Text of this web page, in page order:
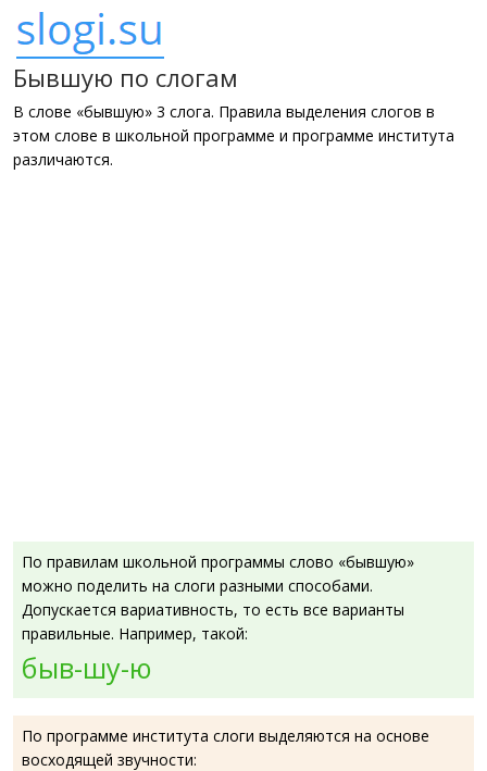
Бывшую по слогам
В слове «бывшую» 3 слога. Правила выделения слогов в
этом слове в школьной программе и программе института
различаются.
По правилам школьной программы слово «бывшую»
можно поделить на слоги разными способами.
Допускается вариативность, то есть все варианты
правильные. Например, такой:
быв-шу-ю
По программе института слоги выделяются на основе
восходящей звучности: